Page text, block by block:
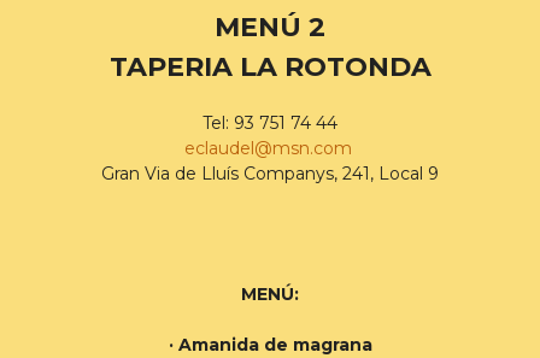
MENÚ 2
TAPERIA LA ROTONDA
Tel: 93 751 74 44
eclaudel@msn.com
Gran Via de Lluís Companys, 241, Local 9
MENÚ:
· Amanida de magrana